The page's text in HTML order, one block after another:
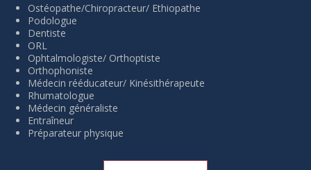
Ostéopathe/Chiropracteur/ Ethiopathe
Podologue
Dentiste
ORL
Ophtalmologiste/ Orthoptiste
Orthophoniste
Médecin rééducateur/ Kinésithérapeute
Rhumatologue
Médecin généraliste
Entraîneur
Préparateur physique